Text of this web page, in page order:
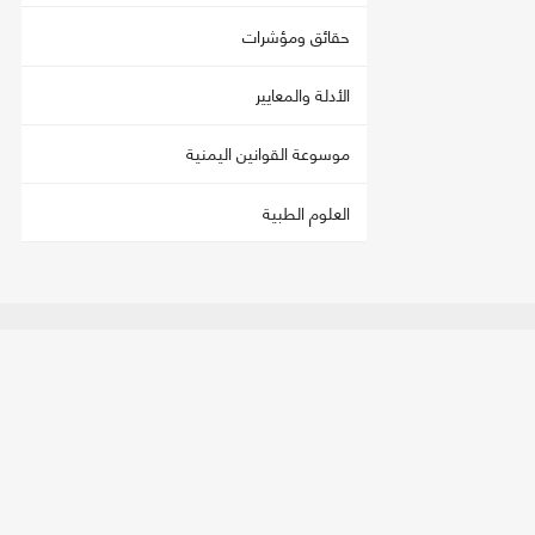
حقائق ومؤشرات
الأدلة والمعايير
موسوعة القوانين اليمنية
العلوم الطبية